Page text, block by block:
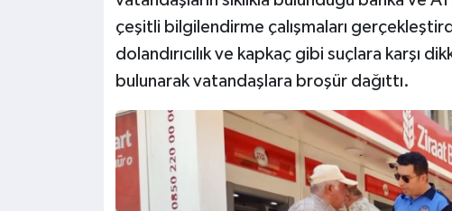
çeşitli bilgilendirme çalışmaları
dolandırıcılık ve kapkaç gibi suçlara karşı
bulunarak vatandaşlara broşür dağıttı.